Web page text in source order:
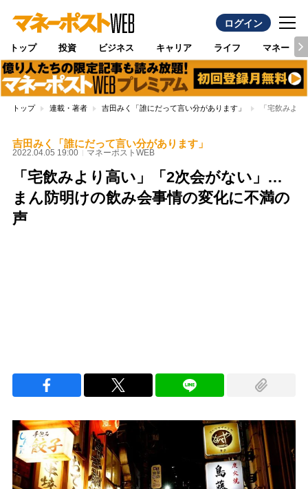
ログイン
トップ 投資 ビジネス キャリア ライフ マネー
トップ 連載・著者 吉田みく「誰にだって言い分があります」 「宅飲みよ
吉田みく「誰にだって言い分があります」
2022.04.05 19:00 マネーポストWEB
「宅飲みより高い」「2次会がない」…
まん防明けの飲み会事情の変化に不満の
声